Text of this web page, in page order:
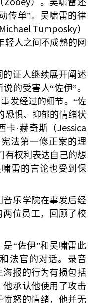
）。吴啸雷还
传单”。吴啸雷的律
Michael Tumposky）
轻人之间不成熟的网
证人继续展开阐述
的受害人“佐伊”。
发经过的细节。“佐
恐惧、抑郁的情绪状
卡·赫奇斯（Jessica
法第一修正案的理
有权利表达自己的想
雷的言论也受到保
乐学院在事发后经
两位员工，回顾了校
“佐伊”和吴啸雷此
法官的对话。录音
海报的行为有损包括
承认他使用了攻击
怒的情绪，他并无